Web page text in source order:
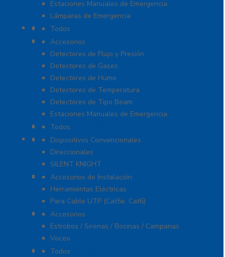
Estaciones Manuales de Emergencia
Lámparas de Emergencia
Detectores Autónomos
Todos
Dispositivos Convencionales
Accesorios
Detectores de Flujo y Presión
Detectores de Gases
Detectores de Humo
Detectores de Temperatura
Detectores de Tipo Beam
Estaciones Manuales de Emergencia
Extinción de Incendio
Todos
Fuentes de Alimentación
Dispositivos Convencionales
Direccionales
SILENT KNIGHT
Herramientas
Accesorios de Instalación
Herramientas Eléctricas
Para Cable UTP (Cat5e, Cat6)
Notificación y Voceo
Accesorios
Estrobos / Sirenas / Bocinas / Campanas
Voceo
Señalamientos
Todos